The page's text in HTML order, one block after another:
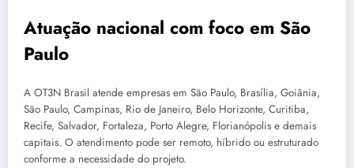
Atuação nacional com foco em São
Paulo
A OT3N Brasil atende empresas em São Paulo, Brasília, Goiânia,
São Paulo, Campinas, Rio de Janeiro, Belo Horizonte, Curitiba,
Recife, Salvador, Fortaleza, Porto Alegre, Florianópolis e demais
capitais. O atendimento pode ser remoto, híbrido ou estruturado
conforme a necessidade do projeto.